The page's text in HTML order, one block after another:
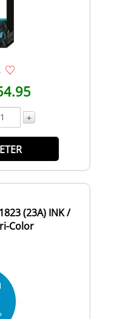
+
(23A) INK /
Color